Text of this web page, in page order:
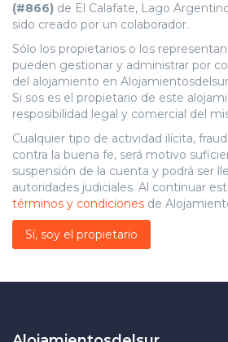
(#866) de El Calafate, Lago
sido creado por un colaborador.
Sólo los propietarios o los
pueden gestionar y administrar por
del alojamiento en
Si sos es el propietario de este
resposibilidad legal y comercial del
Cualquier tipo de actividad ilícita,
contra la buena fe, será motivo
suspensión de la cuenta y podrá ser
autoridades judiciales. Al continuar
términos y condiciones de
Sí, soy el propietario